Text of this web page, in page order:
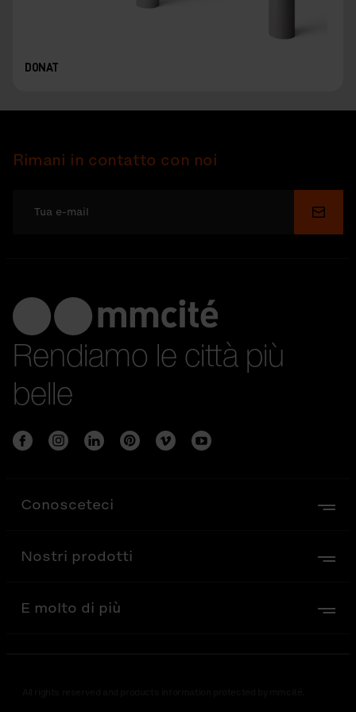
DONAT
Rimani in contatto con noi
Invia
Rendiamo le città più
belle
Conosceteci
Nostri prodotti
E molto di più